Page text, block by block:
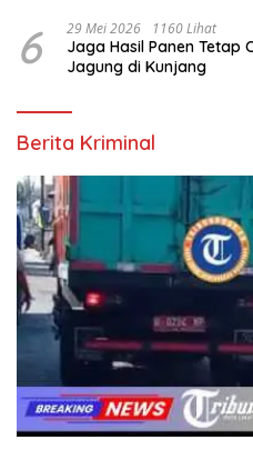
6 29 Mei 2026 1160 Lihat
Jaga Hasil Panen Tetap
Jagung di Kunjang
Berita Kriminal